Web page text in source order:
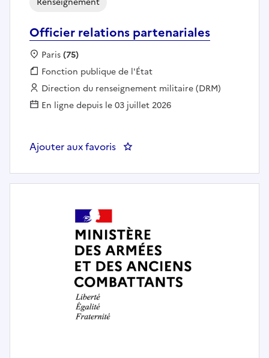
Officier relations partenariales
Localisation :
Paris(75)
Fonction publique :
Fonction publique de l'État
Employeur :
Direction du renseignement militaire (DRM)
En ligne depuis le 03 juillet 2026
Ajouter aux favoris : Officier relations partenariales